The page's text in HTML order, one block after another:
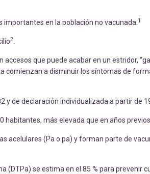
en la población no vacunada. 1
2
que puede acabar en un estridor,
comienzan a disminuir los síntomas de
y de declaración individualizada a partir de
habitantes, más elevada que en años previos
acelulares (Pa o pa) y forman parte de
(DTPa) se estima en el 85 % para prevenir